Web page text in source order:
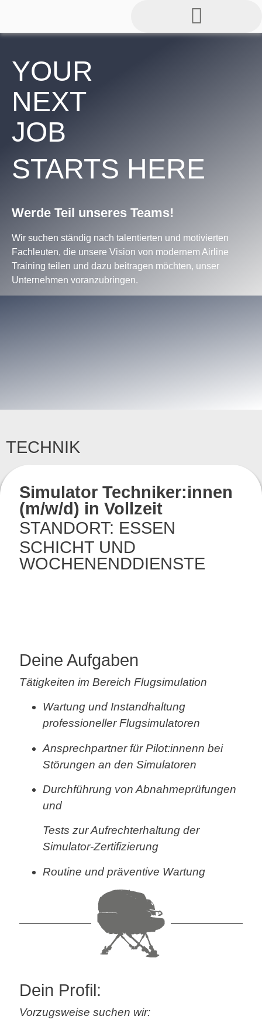
YOUR
NEXT
JOB
STARTS HERE
Werde Teil unseres Teams!
Wir suchen ständig nach talentierten und motivierten
Fachleuten, die unsere Vision von modernem Airline
Training teilen und dazu beitragen möchten, unser
Unternehmen voranzubringen.
TECHNIK
Simulator Techniker:innen
(m/w/d) in Vollzeit
STANDORT: ESSEN
SCHICHT UND
WOCHENENDDIENSTE
Deine Aufgaben
Tätigkeiten im Bereich Flugsimulation
Wartung und Instandhaltung
professionellerFlugsimulatoren
Ansprechpartner für Pilot:innenn bei
Störungen an den Simulatoren
Durchführung von Abnahmeprüfungen
und
Tests zur Aufrechterhaltung der
Simulator-Zertifizierung
Routine und präventive Wartung
Dein Profil:
Vorzugsweise suchen wir: